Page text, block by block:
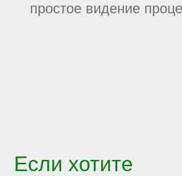
простое видение
Если хотите